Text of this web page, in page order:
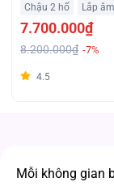
Biệt
Chậu 2 hố Lắp âm
7.700.000₫
8.200.000₫ -7%
4.5
Mỗi không gian